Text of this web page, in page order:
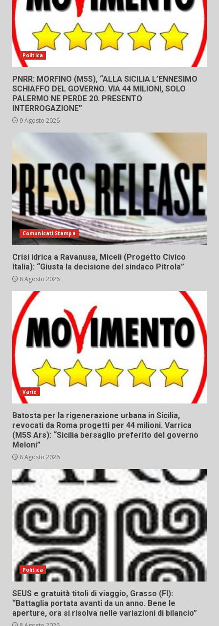
Politica
PNRR: MORFINO (M5S), “ALLA SICILIA L’ENNESIMO
SCHIAFFO DEL GOVERNO. VIA 44 MILIONI, SOLO
PALERMO NE PERDE 20. PRESENTO
INTERROGAZIONE”
9 Agosto 2026
Comunicati Stampa
Crisi idrica a Ravanusa, Miceli (Progetto Civico
Italia): “Giusta la decisione del sindaco Pitrola”
8 Agosto 2026
Varie
Batosta per la rigenerazione urbana in Sicilia,
revocati da Roma progetti per 44 milioni. Varrica
(M5S Ars): “Sicilia bersaglio preferito del governo
Meloni”
8 Agosto 2026
Politica
SEUS e gratuità titoli di viaggio, Grasso (FI):
“Battaglia portata avanti da un anno. Bene le
aperture, ora si risolva nelle variazioni di bilancio”